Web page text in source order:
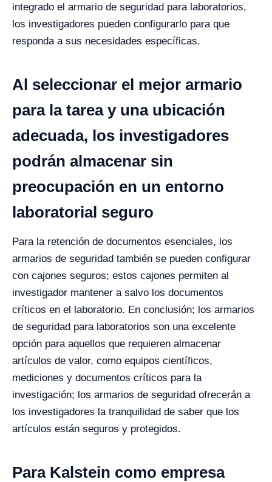
integrado el armario de seguridad para laboratorios,
los investigadores pueden configurarlo para que
responda a sus necesidades específicas.
Al seleccionar el mejor armario
para la tarea y una ubicación
adecuada, los investigadores
podrán almacenar sin
preocupación en un entorno
laboratorial seguro
Para la retención de documentos esenciales, los
armarios de seguridad también se pueden configurar
con cajones seguros; estos cajones permiten al
investigador mantener a salvo los documentos
críticos en el laboratorio. En conclusión; los armarios
de seguridad para laboratorios son una excelente
opción para aquellos que requieren almacenar
artículos de valor, como equipos científicos,
mediciones y documentos críticos para la
investigación; los armarios de seguridad ofrecerán a
los investigadores la tranquilidad de saber que los
artículos están seguros y protegidos.
Para Kalstein como empresa